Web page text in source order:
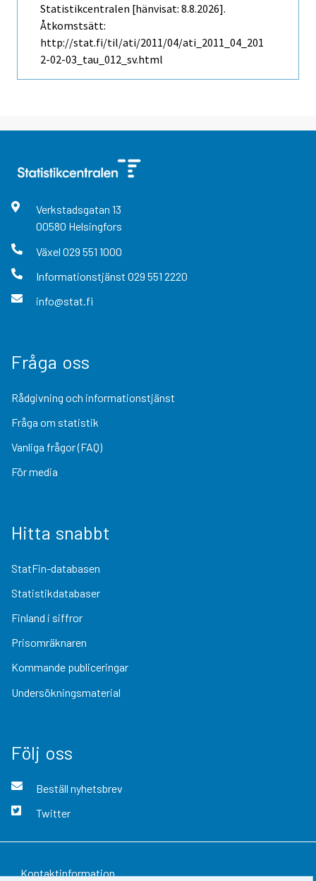
Statistikcentralen [hänvisat: 8.8.2026].
Åtkomstsätt:
http://stat.fi/til/ati/2011/04/ati_2011_04_201
2-02-03_tau_012_sv.html
Verkstadsgatan 13
00580 Helsingfors
Växel 029 551 1000
Informationstjänst 029 551 2220
info@stat.fi
Fråga oss
Rådgivning och informationstjänst
Fråga om statistik
Vanliga frågor (FAQ)
För media
Hitta snabbt
StatFin-databasen
Statistikdatabaser
Finland i siffror
Prisomräknaren
Kommande publiceringar
Undersökningsmaterial
Följ oss
Beställ nyhetsbrev
Twitter
Kontaktinformation